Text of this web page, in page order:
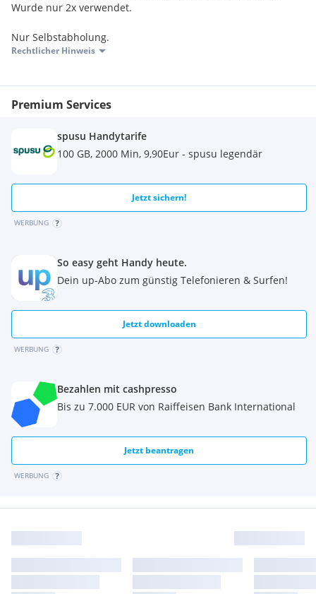
Wurde nur 2x verwendet.
Nur Selbstabholung.
Rechtlicher Hinweis
Premium Services
spusu Handytarife
100 GB, 2000 Min, 9,90Eur - spusu legendär
Jetzt sichern!
WERBUNG
So easy geht Handy heute.
Dein up-Abo zum günstig Telefonieren & Surfen!
Jetzt downloaden
WERBUNG
Bezahlen mit cashpresso
Bis zu 7.000 EUR von Raiffeisen Bank International
Jetzt beantragen
WERBUNG